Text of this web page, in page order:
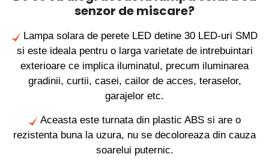
senzor de miscare?
Lampa solara de perete LED detine 30 LED-uri SMD
si este ideala pentru o larga varietate de intrebuintari
exterioare ce implica iluminatul, precum iluminarea
gradinii, curtii, casei, cailor de acces, teraselor,
garajelor etc.
Aceasta este turnata din plastic ABS si are o
rezistenta buna la uzura, nu se decoloreaza din cauza
soarelui puternic.